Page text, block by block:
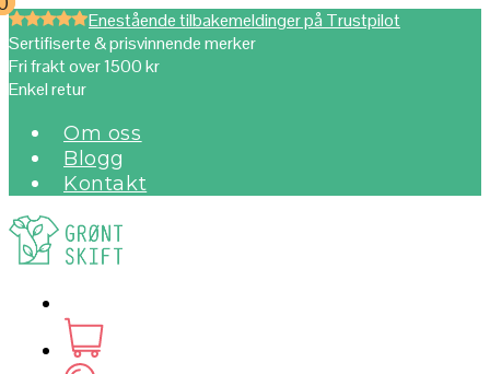
Enestående tilbakemeldinger på Trustpilot
Sertifiserte & prisvinnende merker
Fri frakt over 1500 kr
Enkel retur
Om oss
Blogg
Kontakt